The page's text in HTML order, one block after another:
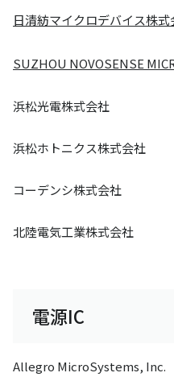
日清紡マイクロデバイス株式
SUZHOU NOVOSENSE
浜松光電株式会社
浜松ホトニクス株式会社
コーデンシ株式会社
北陸電気工業株式会社
電源IC
Allegro MicroSystems, Inc.